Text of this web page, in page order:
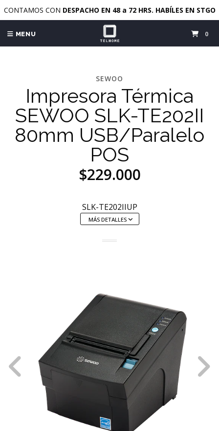
CONTAMOS CON DESPACHO EN 48 a 72 HRS. HABÍLES EN STGO
MENU 0
SEWOO
Impresora Térmica
SEWOO SLK-TE202II
80mm USB/Paralelo
POS
$229.000
SLK-TE202IIUP
MÁS DETALLES